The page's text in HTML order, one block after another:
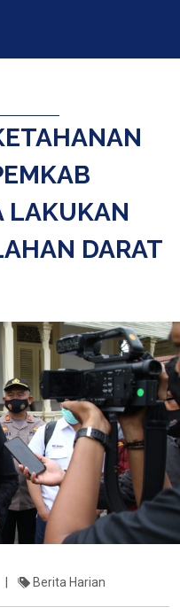
LAKUKAN
DARAT
Berita Harian